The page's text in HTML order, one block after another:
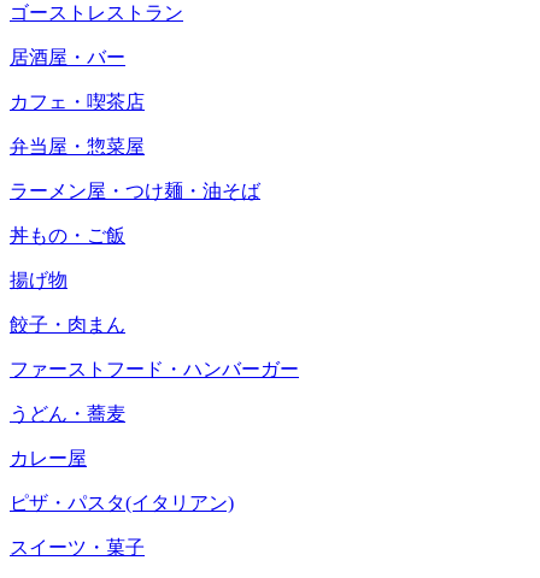
ゴーストレストラン
居酒屋・バー
カフェ・喫茶店
弁当屋・惣菜屋
ラーメン屋・つけ麺・油そば
丼もの・ご飯
揚げ物
餃子・肉まん
ファーストフード・ハンバーガー
うどん・蕎麦
カレー屋
ピザ・パスタ(イタリアン)
スイーツ・菓子